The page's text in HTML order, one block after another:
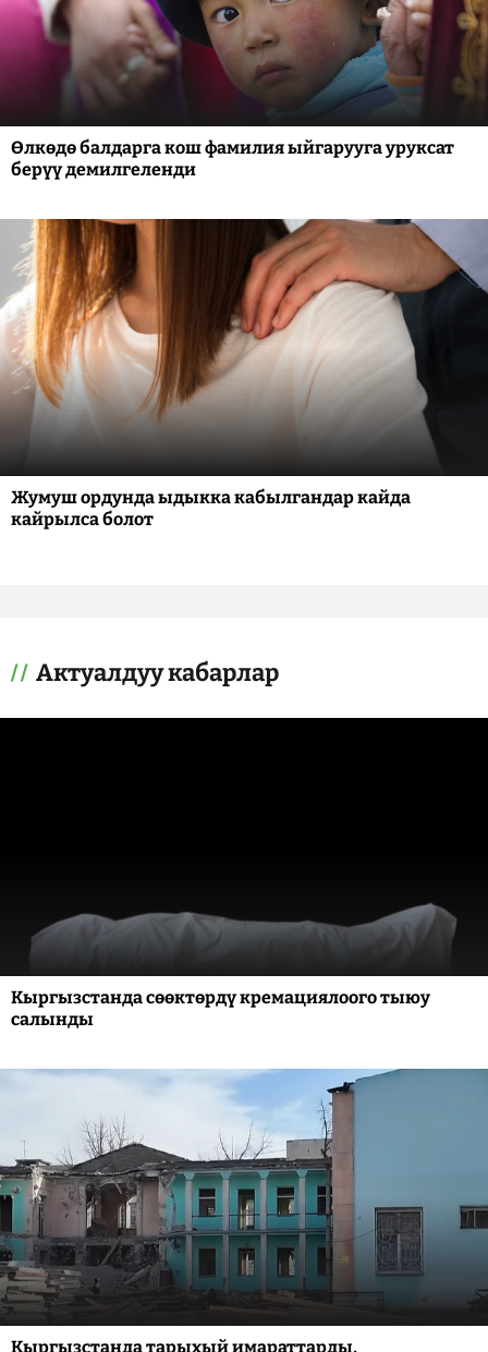
Өлкөдө балдарга кош фамилия ыйгарууга уруксат
берүү демилгеленди
Жумуш ордунда ыдыкка кабылгандар кайда
кайрылса болот
Актуалдуу кабарлар
Кыргызстанда сөөктөрдү кремациялоого тыюу
салынды
Кыргызстанда тарыхый имараттарды,